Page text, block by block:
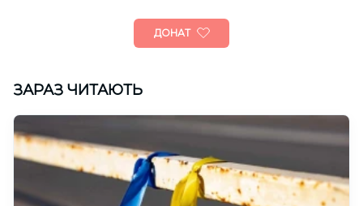
ДОНАТ
ЗАРАЗ ЧИТАЮТЬ